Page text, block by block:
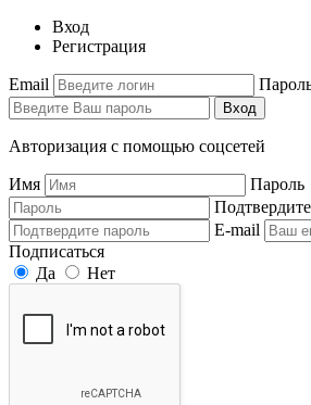
Вход
Регистрация
Email
Вход
Авторизация с помощью соцсетей
Имя
Пароль
E-mail
Подписаться
Да
Нет